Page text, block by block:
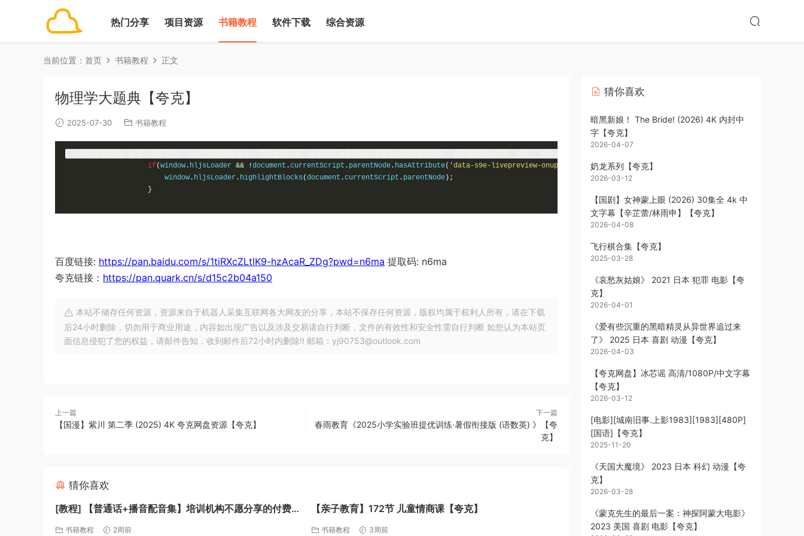
热门分享 项目资源 书籍教程 软件下载 综合资源
当前位置： 首页 书籍教程 正文
物理学大题典【夸克】
2025-07-30 书籍教程
if(window . hljsLoader && !document .currentScript . parentNode . hasAttribute( 'data-s9e-livepreview-onupdate'
{
                        window
. hljsLoader . highlightBlocks (document .currentScript . parentNode );
}
百度链接: https://pan.baidu.com/s/1tiRXcZLtlK9-hzAcaR_ZDg?pwd=n6ma 提取码: n6ma
夸克链接： https://pan.quark.cn/s/d15c2b04a150
本站不储存任何资源，资源来自于机器人采集互联网各大网友的分享，本站不保存任何资源，版权均属于权利人所有，请在下载
后24小时删除，切勿用于商业用途，内容如出现广告以及涉及交易请自行判断，文件的有效性和安全性需自行判断 如您认为本站页
面信息侵犯了您的权益，请邮件告知，收到邮件后72小时内删除!! 邮箱：yj90753@outlook.com
上一篇
【国漫】紫川 第二季 (2025) 4K 夸克网盘资源【夸克】
下一篇
春雨教育《2025小学实验班提优训练·暑假衔接版 (语数英) 》【夸
克】
猜你喜欢
[教程] 【普通话+播音配音集】培训机构不愿分享的付费教
程！【夸克】
书籍教程 2周前
【亲子教育】172节 儿童情商课【夸克】
书籍教程 3周前
猜你喜欢
暗黑新娘！ The Bride! (2026) 4K 内封中
字【夸克】
2026-04-07
奶龙系列【夸克】
2026-03-12
【国剧】女神蒙上眼 (2026) 30集全 4k 中
文字幕【辛芷蕾/林雨申】【夸克】
2026-04-08
飞行棋合集【夸克】
2025-03-28
《哀愁灰姑娘》 2021 日本 犯罪 电影【夸
克】
2026-04-01
《爱有些沉重的黑暗精灵从异世界追过来
了》 2025 日本 喜剧 动漫【夸克】
2026-04-03
【夸克网盘】冰芯谣 高清/1080P/中文字幕
【夸克】
2026-03-12
[电影][城南旧事.上影1983][1983][480P]
[国语]【夸克】
2025-11-20
《天国大魔境》 2023 日本 科幻 动漫【夸
克】
2026-03-28
《蒙克先生的最后一案：神探阿蒙大电影》
2023 美国 喜剧 电影【夸克】